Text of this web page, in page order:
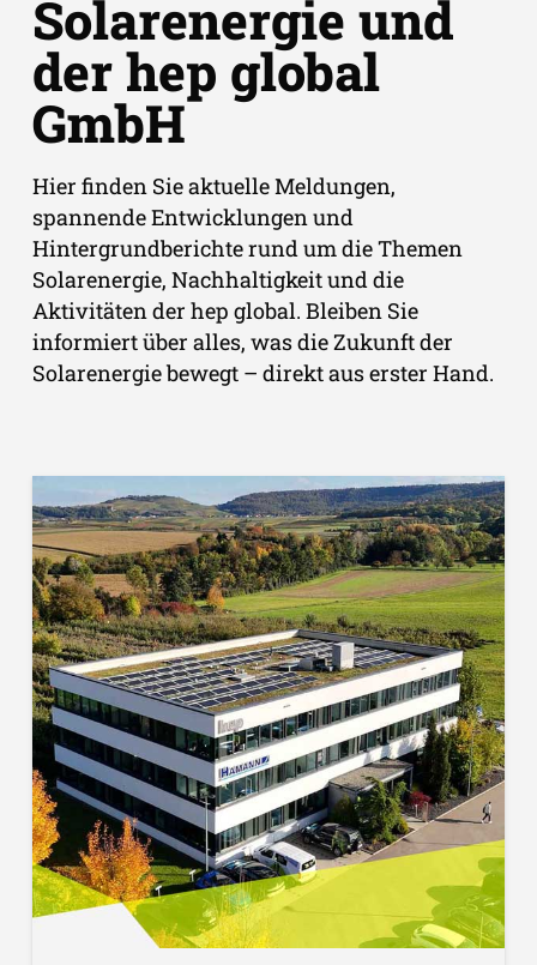
Solarenergie und
der hep global
GmbH
Hier finden Sie aktuelle Meldungen,
spannende Entwicklungen und
Hintergrundberichte rund um die Themen
Solarenergie, Nachhaltigkeit und die
Aktivitäten der hep global. Bleiben Sie
informiert über alles, was die Zukunft der
Solarenergie bewegt – direkt aus erster Hand.